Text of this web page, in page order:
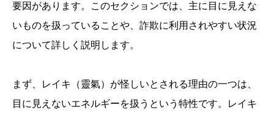
要因があります。このセクションでは、主に目に見えな
いものを扱っていることや、詐欺に利用されやすい状況
について詳しく説明します。
まず、レイキ（靈氣）が怪しいとされる理由の一つは、
目に見えないエネルギーを扱うという特性です。レイキ